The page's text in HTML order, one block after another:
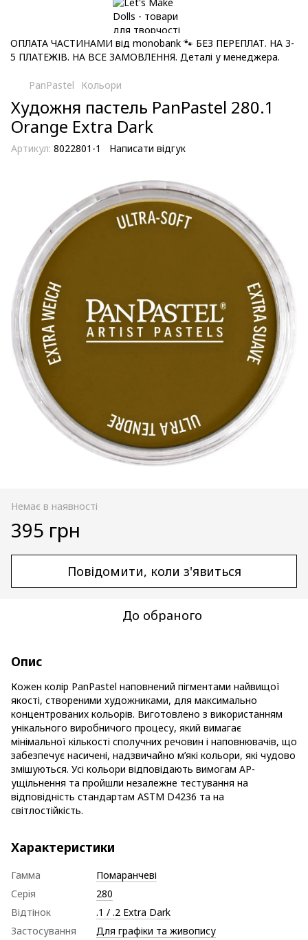
ОПЛАТА ЧАСТИНАМИ від monobank 🐾 БЕЗ ПЕРЕПЛАТ. НА 3-
5 ПЛАТЕЖІВ. НА ВСЕ ЗАМОВЛЕННЯ. Деталі у менеджера.
PanPastel Кольори
Художня пастель PanPastel 280.1
Orange Extra Dark
Артикул: 8022801-1 Написати відгук
Немає в наявності
395 грн
Повідомити, коли з'явиться
До обраного
Опис
Кожен колір PanPastel наповнений пігментами найвищої
якості, створеними художниками, для максимально
концентрованих кольорів. Виготовлено з використанням
унікального виробничого процесу, який вимагає
мінімальної кількості сполучних речовин і наповнювачів, що
забезпечує насичені, надзвичайно м’які кольори, які чудово
змішуються. Усі кольори відповідають вимогам AP-
ущільнення та пройшли незалежне тестування на
відповідність стандартам ASTM D4236 та на
світлостійкість.
Характеристики
Гамма
Помаранчеві
Серія
280
Відтінок
.1 / .2 Extra Dark
Застосування
Для графіки та живопису